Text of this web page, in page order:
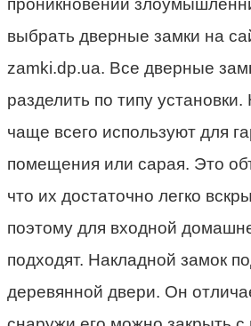
проникновении
выбрать дверные замки на
zamki.dp.ua. Все дверные
разделить по типу
чаще всего используют для
помещения или сарая. Это
что их достаточно легко
поэтому для входной
подходят. Накладной замок
деревянной двери. Он